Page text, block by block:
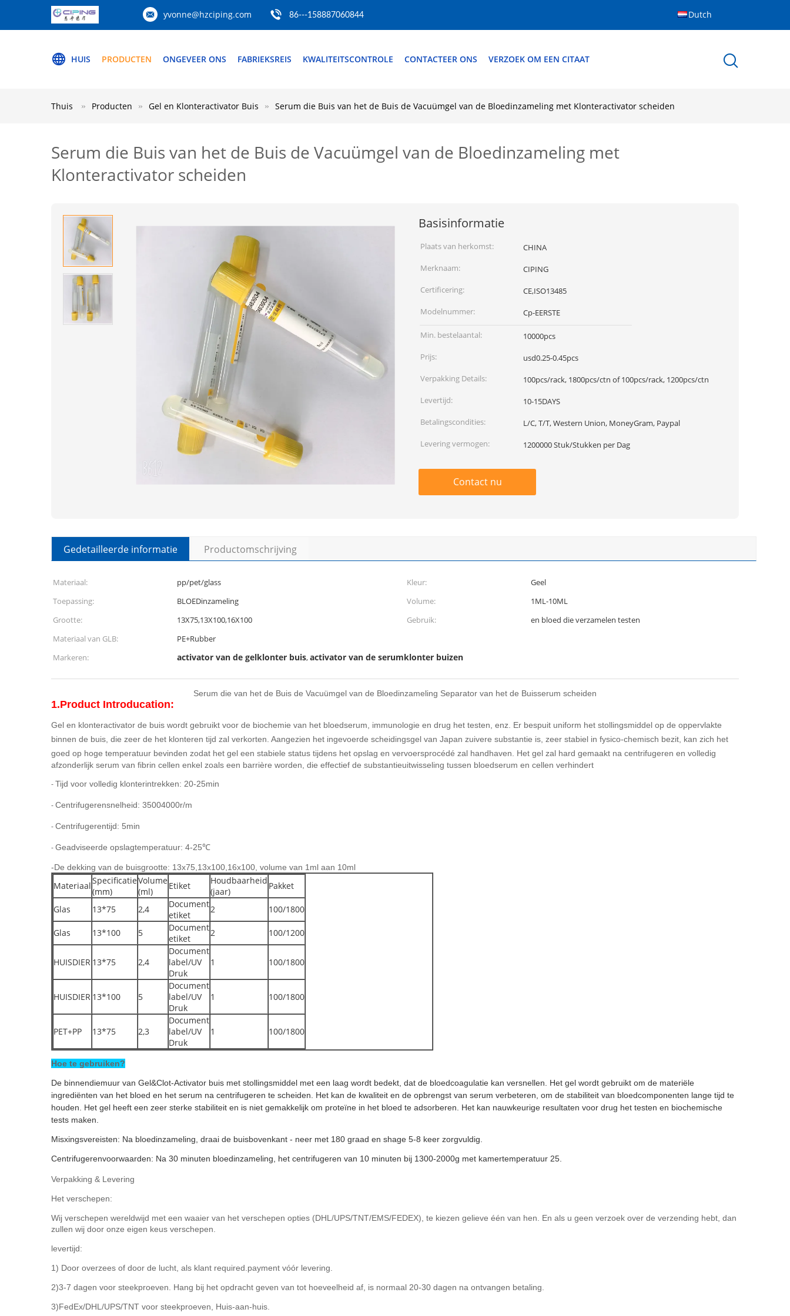
yvonne@hzciping.com 86---158887060844 Dutch
HUIS PRODUCTEN ONGEVEER ONS FABRIEKSREIS KWALITEITSCONTROLE CONTACTEER ONS VERZOEK OM EEN CITAAT
Thuis Producten Gel en Klonteractivator Buis Serum die Buis van het de Buis de Vacuümgel van de Bloedinzameling met Klonteractivator scheiden
Serum die Buis van het de Buis de Vacuümgel van de Bloedinzameling met
Klonteractivator scheiden
Basisinformatie
Plaats van herkomst:
CHINA
Merknaam:
CIPING
Certificering:
CE,ISO13485
Modelnummer:
Cp-EERSTE
Min. bestelaantal:
10000pcs
Prijs:
usd0.25-0.45pcs
Verpakking Details:
100pcs/rack, 1800pcs/ctn of 100pcs/rack, 1200pcs/ctn
Levertijd:
10-15DAYS
Betalingscondities:
L/C, T/T, Western Union, MoneyGram, Paypal
Levering vermogen:
1200000 Stuk/Stukken per Dag
Contact nu
Gedetailleerde informatie Productomschrijving
Materiaal: pp/pet/glass Kleur:
Geel
Toepassing:
BLOEDinzameling Volume:
1ML-10ML
Grootte:
13X75,13X100,16X100 Gebruik:
en bloed die verzamelen testen
Materiaal van GLB:
PE+Rubber
Markeren:
activator van de gelklonter buis,activator van de serumklonter buizen
Serum die van het de Buis de Vacuümgel van de Bloedinzameling Separator van het de Buisserum scheiden
1.Product Introducation:
Gel en klonteractivator de buis wordt gebruikt voor de biochemie van het bloedserum, immunologie en drug het testen, enz. Er bespuit uniform het stollingsmiddel op de oppervlakte
binnen de buis, die zeer de het klonteren tijd zal verkorten. Aangezien het ingevoerde scheidingsgel van Japan zuivere substantie is, zeer stabiel in fysico-chemisch bezit, kan zich het
goed op hoge temperatuur bevinden zodat het gel een stabiele status tijdens het opslag en vervoersprocédé zal handhaven. Het gel zal hard gemaakt na centrifugeren en volledig
afzonderlijk serum van fibrin cellen enkel zoals een barrière worden, die effectief de substantieuitwisseling tussen bloedserum en cellen verhindert
- Tijd voor volledig klonterintrekken: 20-25min
- Centrifugerensnelheid: 35004000r/m
- Centrifugerentijd: 5min
- Geadviseerde opslagtemperatuur: 4-25℃
-De dekking van de buisgrootte: 13x75,13x100,16x100, volume van 1ml aan 10ml
MateriaalSpecificatie
(mm)
Volume
(ml)
Etiket
Houdbaarheid
(jaar)
Pakket
Glas 13*75 2,4
Document
etiket
2 100/1800
Glas 13*100 5
Document
etiket
2 100/1200
HUISDIER 13*75 2,4
Document
label/UV
Druk
1 100/1800
HUISDIER 13*100 5
Document
label/UV
Druk
1 100/1800
PET+PP 13*75 2,3
Document
label/UV
Druk
1 100/1800
Hoe te gebruiken?
De binnendiemuur van Gel&Clot-Activator buis met stollingsmiddel met een laag wordt bedekt, dat de bloedcoagulatie kan versnellen. Het gel wordt gebruikt om de materiële
ingrediënten van het bloed en het serum na centrifugeren te scheiden. Het kan de kwaliteit en de opbrengst van serum verbeteren, om de stabiliteit van bloedcomponenten lange tijd te
houden. Het gel heeft een zeer sterke stabiliteit en is niet gemakkelijk om proteïne in het bloed te adsorberen. Het kan nauwkeurige resultaten voor drug het testen en biochemische
tests maken.
Misxingsvereisten: Na bloedinzameling, draai de buisbovenkant - neer met 180 graad en shage 5-8 keer zorgvuldig.
Centrifugerenvoorwaarden: Na 30 minuten bloedinzameling, het centrifugeren van 10 minuten bij 1300-2000g met kamertemperatuur 25.
Verpakking & Levering
Het verschepen:
Wij verschepen wereldwijd met een waaier van het verschepen opties (DHL/UPS/TNT/EMS/FEDEX), te kiezen gelieve één van hen. En als u geen verzoek over de verzending hebt, dan
zullen wij door onze eigen keus verschepen.
levertijd:
1) Door overzees of door de lucht, als klant required.payment vóór levering.
2)3-7 dagen voor steekproeven. Hang bij het opdracht geven van tot hoeveelheid af, is normaal 20-30 dagen na ontvangen betaling.
3)FedEx/DHL/UPS/TNT voor steekproeven, Huis-aan-huis.